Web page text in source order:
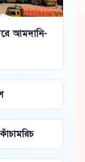
আমদানি-